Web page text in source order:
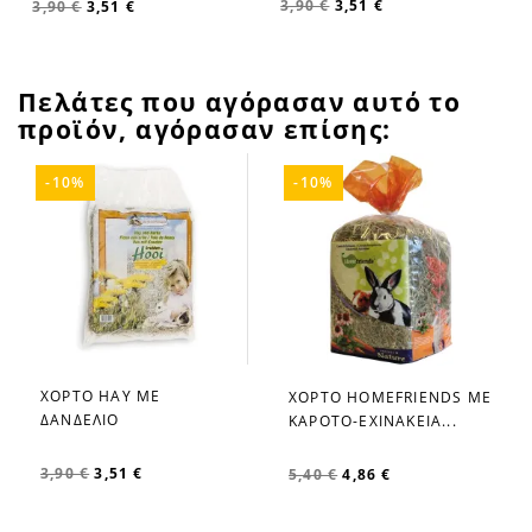
3,90 € 3,51 € 3,90 € 3,51 €
Πελάτες που αγόρασαν αυτό το
προϊόν, αγόρασαν επίσης:
favorite_border
ΧΟΡΤΟ HAY ΜΕ
ΔΑΝΔΕΛΙΟ
3,90 € 3,51 €
-10%
favorite_border
ΧΟΡΤΟ HOMEFRIENDS ΜΕ
ΚΑΡΟΤΟ-ΕΧΙΝΑΚΕΙΑ...
5,40 € 4,86 €
-10%